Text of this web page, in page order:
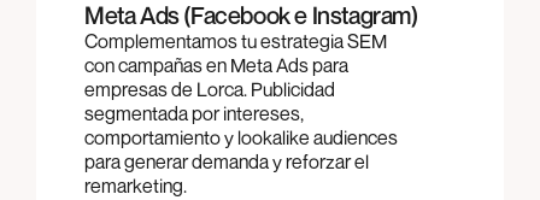
Meta Ads (Facebook e Instagram)
Complementamos tu estrategia SEM
con campañas en Meta Ads para
empresas de Lorca. Publicidad
segmentada por intereses,
comportamiento y lookalike audiences
para generar demanda y reforzar el
remarketing.